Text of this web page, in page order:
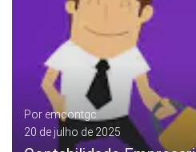
Por emcontgc
20 de julho de 2025